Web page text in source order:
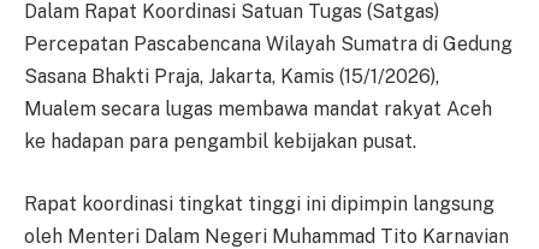
Dalam Rapat Koordinasi Satuan Tugas (Satgas)
Percepatan Pascabencana Wilayah Sumatra di Gedung
Sasana Bhakti Praja, Jakarta, Kamis (15/1/2026),
Mualem secara lugas membawa mandat rakyat Aceh
ke hadapan para pengambil kebijakan pusat.
Rapat koordinasi tingkat tinggi ini dipimpin langsung
oleh Menteri Dalam Negeri Muhammad Tito Karnavian